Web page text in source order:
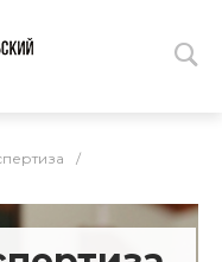
/